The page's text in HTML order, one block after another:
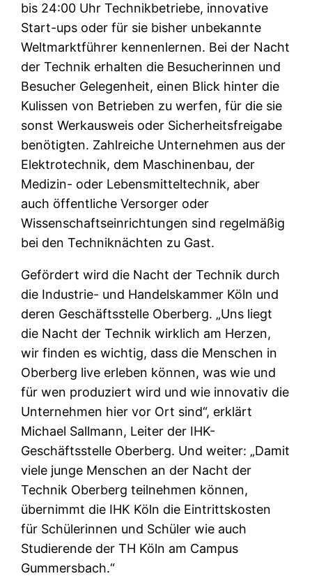
bis 24:00 Uhr Technikbetriebe, innovative
Start-ups oder für sie bisher unbekannte
Weltmarktführer kennenlernen. Bei der Nacht
der Technik erhalten die Besucherinnen und
Besucher Gelegenheit, einen Blick hinter die
Kulissen von Betrieben zu werfen, für die sie
sonst Werkausweis oder Sicherheitsfreigabe
benötigten. Zahlreiche Unternehmen aus der
Elektrotechnik, dem Maschinenbau, der
Medizin- oder Lebensmitteltechnik, aber
auch öffentliche Versorger oder
Wissenschaftseinrichtungen sind regelmäßig
bei den Techniknächten zu Gast.
Gefördert wird die Nacht der Technik durch
die Industrie- und Handelskammer Köln und
deren Geschäftsstelle Oberberg. „Uns liegt
die Nacht der Technik wirklich am Herzen,
wir finden es wichtig, dass die Menschen in
Oberberg live erleben können, was wie und
für wen produziert wird und wie innovativ die
Unternehmen hier vor Ort sind“, erklärt
Michael Sallmann, Leiter der IHK-
Geschäftsstelle Oberberg. Und weiter: „Damit
viele junge Menschen an der Nacht der
Technik Oberberg teilnehmen können,
übernimmt die IHK Köln die Eintrittskosten
für Schülerinnen und Schüler wie auch
Studierende der TH Köln am Campus
Gummersbach.“